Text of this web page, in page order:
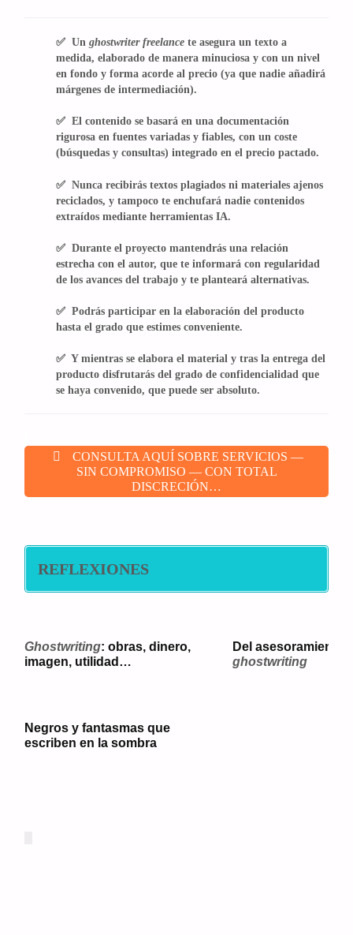
✅ Unghostwriter freelance te asegura un texto a
medida, elaborado de manera minuciosa y con un nivel
en fondo y forma acorde al precio (ya que nadie añadirá
márgenes de intermediación).
✅ El contenido se basará en una documentación
rigurosa en fuentes variadas y fiables, con un coste
(búsquedas y consultas) integrado en el precio pactado.
✅ Nunca recibirás textos plagiados ni materiales ajenos
reciclados, y tampoco te enchufará nadie contenidos
extraídos mediante herramientas IA.
✅ Durante el proyecto mantendrás una relación
estrecha con el autor, que te informará con regularidad
de los avances del trabajo y te planteará alternativas.
✅ Podrás participar en la elaboración del producto
hasta el grado que estimes conveniente.
✅ Y mientras se elabora el material y tras la entrega del
producto disfrutarás del grado de confidencialidad que
se haya convenido, que puede ser absoluto.
CONSULTA AQUÍ SOBRE SERVICIOS —
SIN COMPROMISO — CON TOTAL
DISCRECIÓN…
REFLEXIONES
Ghostwriting: obras, dinero,
imagen, utilidad…
Del asesoramiento
ghostwriting
Negros y fantasmas que
escriben en la sombra